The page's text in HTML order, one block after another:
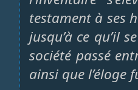
testament à ses
jusqu’à ce qu’il
société passé
ainsi que l’éloge